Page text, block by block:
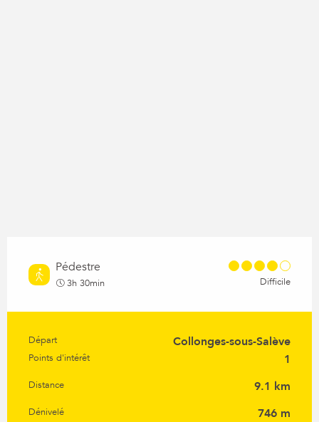
Pédestre
3h 30min Difficile
Informations pratiques
Départ Collonges-sous-Salève
Points d'intérêt 1
Distance 9.1 km
Dénivelé 746 m